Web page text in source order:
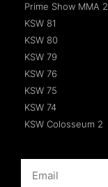
Prime Show MMA 2
KSW 81
KSW 80
KSW 79
KSW 76
KSW 75
KSW 74
KSW Colosseum 2